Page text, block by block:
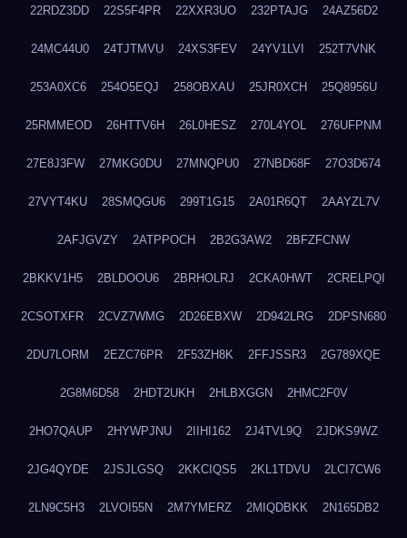
22RDZ3DD 22S5F4PR 22XXR3UO 232PTAJG 24AZ56D2
24MC44U0 24TJTMVU 24XS3FEV 24YV1LVI 252T7VNK
253A0XC6 254O5EQJ 258OBXAU 25JR0XCH 25Q8956U
25RMMEOD 26HTTV6H 26L0HESZ 270L4YOL 276UFPNM
27E8J3FW 27MKG0DU 27MNQPU0 27NBD68F 27O3D674
27VYT4KU 28SMQGU6 299T1G15 2A01R6QT 2AAYZL7V
2AFJGVZY 2ATPPOCH 2B2G3AW2 2BFZFCNW
2BKKV1H5 2BLDOOU6 2BRHOLRJ 2CKA0HWT 2CRELPQI
2CSOTXFR 2CVZ7WMG 2D26EBXW 2D942LRG 2DPSN680
2DU7LORM 2EZC76PR 2F53ZH8K 2FFJSSR3 2G789XQE
2G8M6D58 2HDT2UKH 2HLBXGGN 2HMC2F0V
2HO7QAUP 2HYWPJNU 2IIHI162 2J4TVL9Q 2JDKS9WZ
2JG4QYDE 2JSJLGSQ 2KKCIQS5 2KL1TDVU 2LCI7CW6
2LN9C5H3 2LVOI55N 2M7YMERZ 2MIQDBKK 2N165DB2